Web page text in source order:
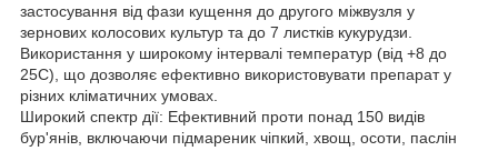
застосування від фази кущення до другого міжвузля у
зернових колосових культур та до 7 листків кукурудзи.
Використання у широкому інтервалі температур (від +8 до
25С), що дозволяє ефективно використовувати препарат у
різних кліматичних умовах.
Широкий спектр дії: Ефективний проти понад 150 видів
бур'янів, включаючи підмареник чіпкий, хвощ, осоти, паслін